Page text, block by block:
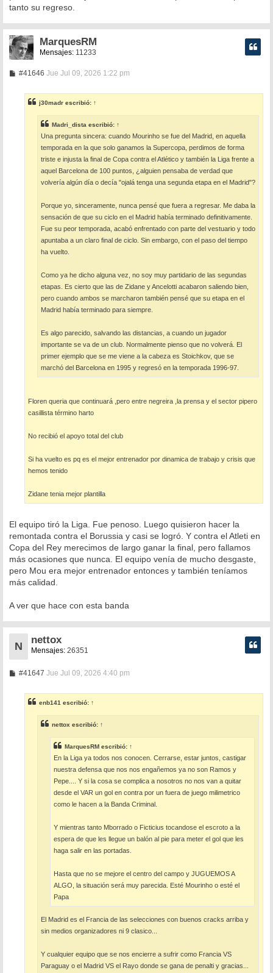
tanto su regreso.
MarquesRM
Mensajes: 11233
#41646M
a
j
e
Jue Jul 09, 2026 1:22 pm
j30madr escribió: ↑
Madri_dista escribió: ↑
Una pregunta sincera: cuando Mourinho se fue del Madrid, en aquella
temporada en la que solo ganamos la Supercopa, perdimos de forma
triste e injusta la final de Copa contra el Atlético y también la Liga frente a
aquel Barcelona de 100 puntos, ¿alguien pensaba de verdad que
volvería algún día o decía "ojalá tenga una segunda etapa en el Madrid"?
Porque yo, sinceramente, nunca pensé que fuera a regresar. Me daba la
sensación de que su ciclo en el Madrid había terminado definitivamente.
Fue su peor temporada, acabó enfrentado con parte del vestuario y todo
apuntaba a un claro final de ciclo. Sin embargo, con el paso del tiempo
ha vuelto.
Como ya he dicho alguna vez, no soy muy partidario de las segundas
etapas. Es cierto que las de Zidane y Ancelotti acabaron saliendo bien,
pero cuando ambos se marcharon también pensé que su etapa en el
Madrid había terminado para siempre.
Es algo parecido, salvando las distancias, a cuando un jugador
importante se va de un club. Normalmente pienso que no volverá. El
primer ejemplo que se me viene a la cabeza es Stoichkov, que se
marchó del Barcelona en 1995 y regresó en la temporada 1996-97.
Floren queria que continuará ,pero entre negreira ,la prensa y el sector pipero
casillista término harto
No recibió el apoyo total del club
Si ha vuelto es pq es el mejor entrenador por dinamica de trabajo y crisis que
hemos tenido
Zidane tenia mejor plantilla
El equipo tiró la Liga. Fue penoso. Luego quisieron hacer la
remontada contra el Borussia y casi se logró. Y contra el Atleti en
Copa del Rey merecimos de largo ganar la final, pero fallamos
más ocasiones que nunca. El equipo venía de mucho desgaste,
pero Mou era mejor entrenador entonces y también teníamos
más calidad.
A ver que hace con esta banda
N
nettox
Mensajes: 26351
#41647M
a
j
e
Jue Jul 09, 2026 4:40 pm
enb141 escribió: ↑
nettox escribió: ↑
MarquesRM escribió: ↑
En la Liga ya todos nos conocen. Cerrarse, estar juntos, castigar
nuestra defensa que nos nos engañemos ya no son Ramos y
Pepe.... Y si la cosa se complica a nosotros no nos van a quitar
desde el VAR un gol en contra por un fuera de juego milimetrico
como le hacen a la Banda Criminal.
Y mientras tanto Mborrado o Ficticius tocandose el escroto a la
espera de que les llegue un balón al pie para meter el gol que les
haga salir en las portadas.
Hasta que no se mejore el centro del campo y JUGUEMOS A
ALGO, la situación será muy parecida. Esté Mourinho o esté el
Papa
El Madrid es el Francia de las selecciones con buenos cracks arriba y
sin medios organizadores ni 9 clasico...
Y cualquier equipo que se nos encierre a sufrir como Francia VS
Paraguay o el Madrid VS el Rayo donde se gana de penalti y gracias...